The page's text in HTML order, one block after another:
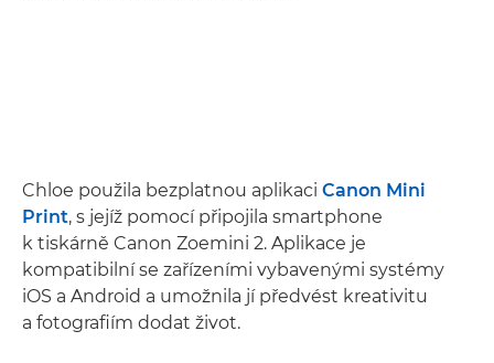
Chloe použila bezplatnou aplikaci Canon Mini
Print, s jejíž pomocí připojila smartphone
k tiskárně Canon Zoemini 2. Aplikace je
kompatibilní se zařízeními vybavenými systémy
iOS a Android a umožnila jí předvést kreativitu
a fotografiím dodat život.